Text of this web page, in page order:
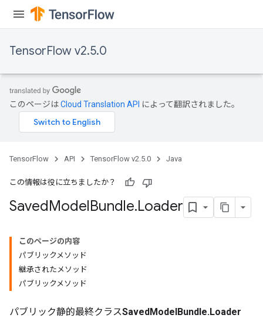
TensorFlow v2.5.0
このページはCloud Translation API によって翻訳されました。
TensorFlow API TensorFlow v2.5.0 Java
この情報は役に立ちましたか？
SavedModelBundle.Loader
このページの内容
パブリックメソッド
継承されたメソッド
パブリックメソッド
パブリック静的最終クラスSavedModelBundle.Loader